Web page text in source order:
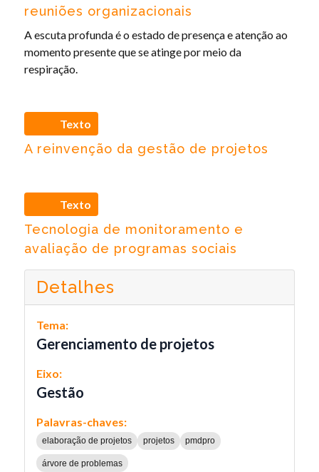
reuniões organizacionais
A escuta profunda é o estado de presença e atenção ao
momento presente que se atinge por meio da
respiração.
Texto
A reinvenção da gestão de projetos
Texto
Tecnologia de monitoramento e
avaliação de programas sociais
Detalhes
Tema:
Gerenciamento de projetos
Eixo:
Gestão
Palavras-chaves:
elaboração de projetos projetos pmdpro
árvore de problemas